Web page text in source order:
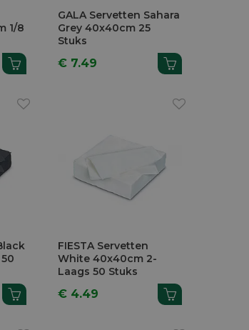
1/8
GALA Servetten Sahara
Grey 40x40cm 25
Stuks
€ 7.49
FIESTA Servetten
White 40x40cm 2-
Laags 50 Stuks
€ 4.49